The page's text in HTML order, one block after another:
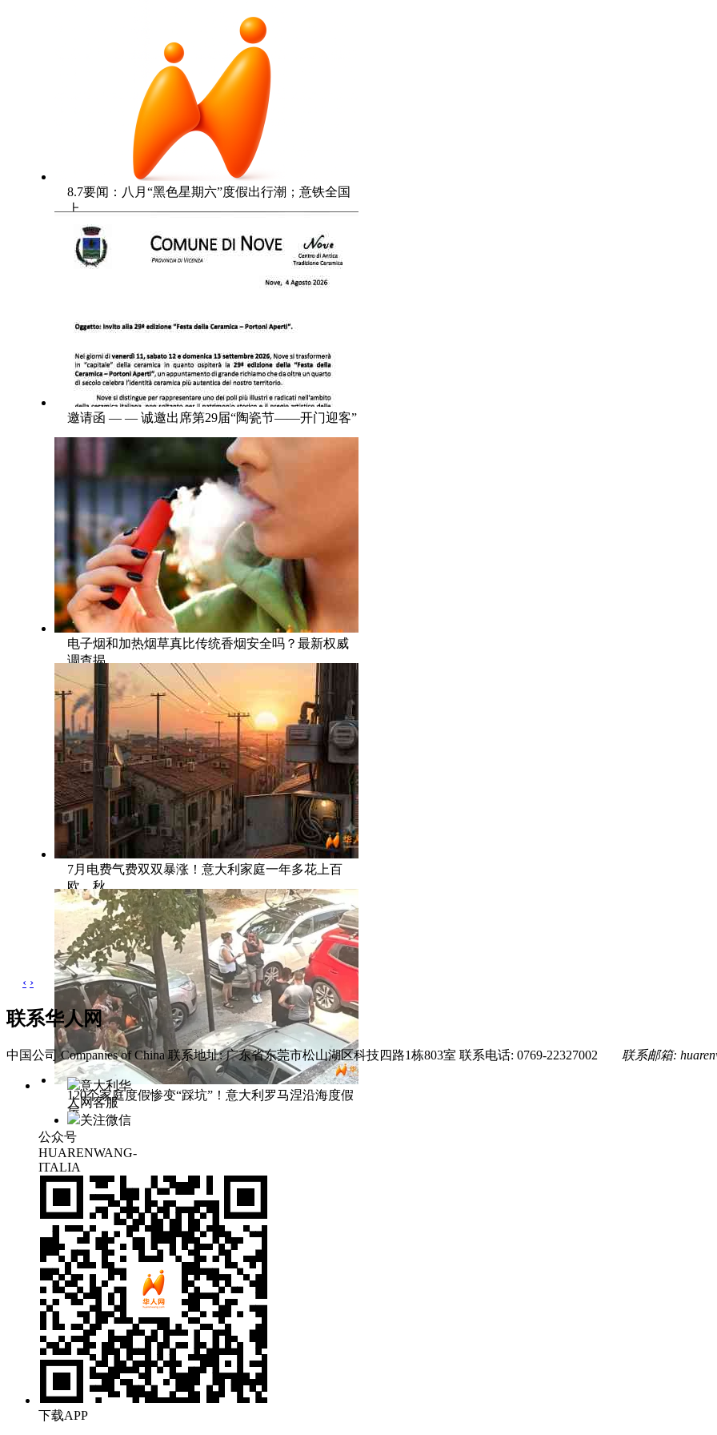
8.7要闻：八月“黑色星期六”度假出行潮；意铁全国
上
邀请函 — — 诚邀出席第29届“陶瓷节——开门迎客”
电子烟和加热烟草真比传统香烟安全吗？最新权威
调查揭
7月电费气费双双暴涨！意大利家庭一年多花上百
欧，秋
120个家庭度假惨变“踩坑”！意大利罗马涅沿海度假
屋
‹ ›
联系华人网
中国公司 Companies of China 联系地址: 广东省东莞市松山湖区科技四路1栋803室 联系电话: 0769-22327002 联系邮箱:
意大利华
人网客服
关注微信
公众号
HUARENWANG-
ITALIA
下载APP